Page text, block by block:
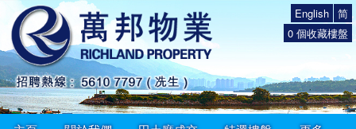
简
English
0 個收藏樓盤